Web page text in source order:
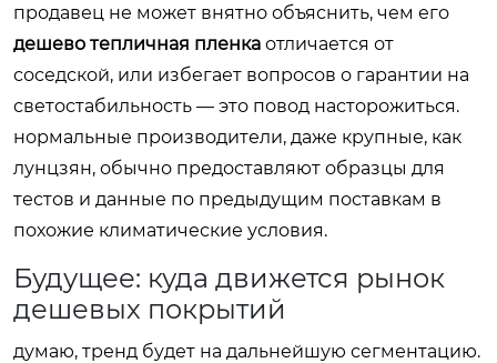
продавец не может внятно объяснить, чем его
дешево тепличная пленка отличается от
соседской, или избегает вопросов о гарантии на
светостабильность — это повод насторожиться.
нормальные производители, даже крупные, как
лунцзян, обычно предоставляют образцы для
тестов и данные по предыдущим поставкам в
похожие климатические условия.
Будущее: куда движется рынок
дешевых покрытий
думаю, тренд будет на дальнейшую сегментацию.